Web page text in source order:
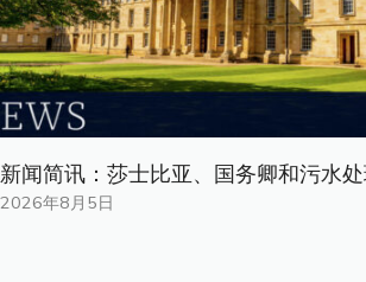
新闻简讯：莎士比亚、国务卿和污水
2026年8月5日